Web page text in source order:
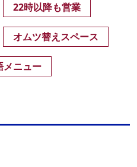
22時以降も営業
オムツ替えスペース
メニュー